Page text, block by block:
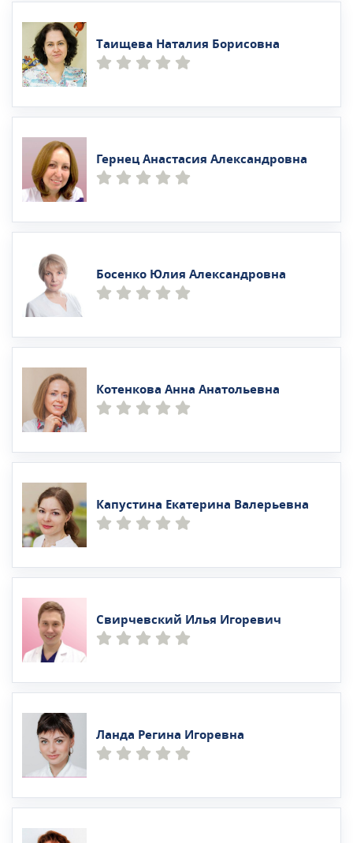
Таищева Наталия Борисовна
Гернец Анастасия Александровна
Босенко Юлия Александровна
Котенкова Анна Анатольевна
Капустина Екатерина Валерьевна
Свирчевский Илья Игоревич
Ланда Регина Игоревна